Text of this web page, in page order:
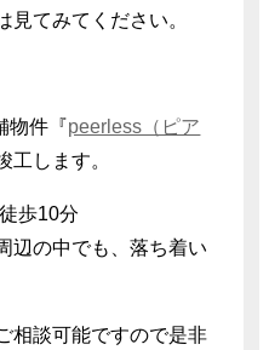
見てみてください。
物件『peerless（ピア
工します。
歩10分
辺の中でも、落ち着い
相談可能ですので是非